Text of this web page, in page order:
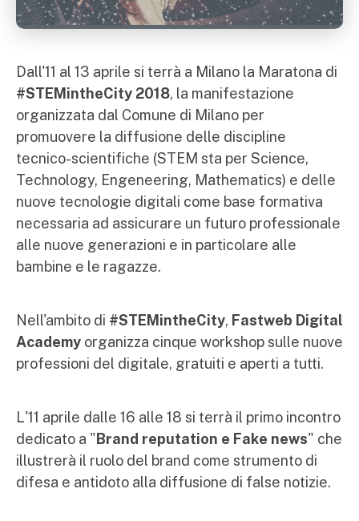
Dall'11 al 13 aprile si terrà a Milano la Maratona di
#STEMintheCity 2018, la manifestazione
organizzata dal Comune di Milano per
promuovere la diffusione delle discipline
tecnico-scientifiche (STEM sta per Science,
Technology, Engeneering, Mathematics) e delle
nuove tecnologie digitali come base formativa
necessaria ad assicurare un futuro professionale
alle nuove generazioni e in particolare alle
bambine e le ragazze.
Nell'ambito di #STEMintheCity, Fastweb Digital
Academy organizza cinque workshop sulle nuove
professioni del digitale, gratuiti e aperti a tutti.
L'11 aprile dalle 16 alle 18 si terrà il primo incontro
dedicato a "Brand reputation e Fake news" che
illustrerà il ruolo del brand come strumento di
difesa e antidoto alla diffusione di false notizie.